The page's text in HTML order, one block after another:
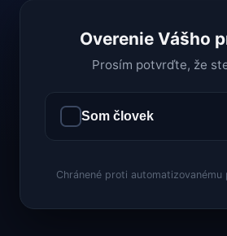
Overenie Vášho
Prosím potvrďte, že
Som človek
Chránené proti automatizovanému